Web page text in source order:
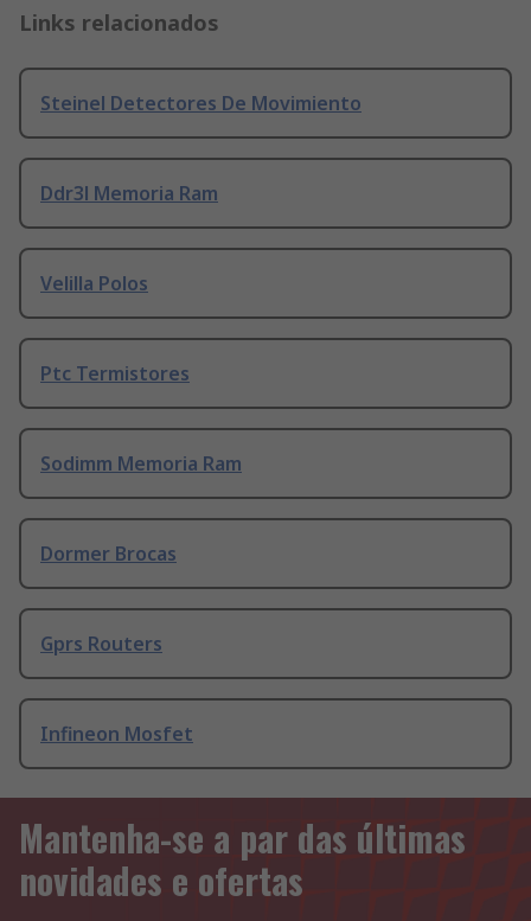
Links relacionados
Steinel Detectores De Movimiento
Ddr3l Memoria Ram
Velilla Polos
Ptc Termistores
Sodimm Memoria Ram
Dormer Brocas
Gprs Routers
Infineon Mosfet
Mantenha-se a par das últimas
novidades e ofertas